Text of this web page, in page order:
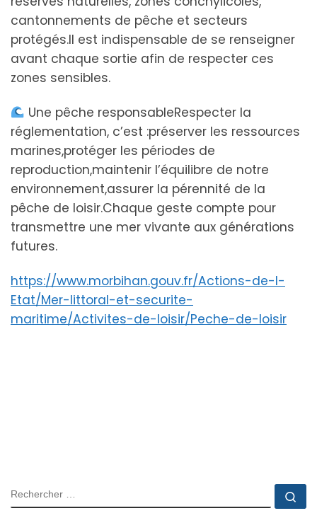
cantonnements de pêche et secteurs
protégés.Il est indispensable de se renseigner
avant chaque sortie afin de respecter ces
zones sensibles.
Une pêche responsableRespecter la
réglementation, c’est :préserver les ressources
marines,protéger les périodes de
reproduction,maintenir l’équilibre de notre
environnement,assurer la pérennité de la
pêche de loisir.Chaque geste compte pour
transmettre une mer vivante aux générations
futures.
https://www.morbihan.gouv.fr/Actions-de-l-
Etat/Mer-littoral-et-securite-
maritime/Activites-de-loisir/Peche-de-loisir
RECHERCHER